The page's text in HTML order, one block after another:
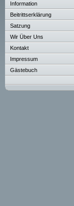
Information
Beitrittserklärung
Satzung
Wir Über Uns
Kontakt
Impressum
Gästebuch